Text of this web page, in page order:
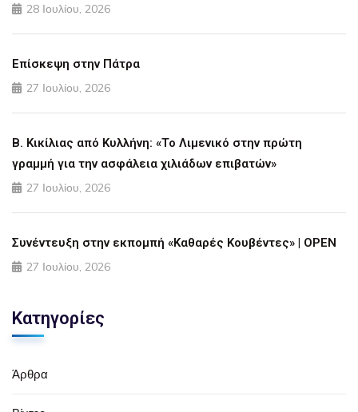
28 Ιουλίου, 2026
Επίσκεψη στην Πάτρα
27 Ιουλίου, 2026
Β. Κικίλιας από Κυλλήνη: «Το Λιμενικό στην πρώτη
γραμμή για την ασφάλεια χιλιάδων επιβατών»
27 Ιουλίου, 2026
Συνέντευξη στην εκπομπή «Καθαρές Κουβέντες» | OPEN
27 Ιουλίου, 2026
Κατηγορίες
Άρθρα